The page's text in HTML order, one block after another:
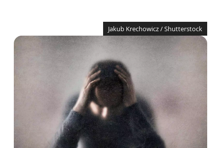
Jakub Krechowicz / Shutterstock